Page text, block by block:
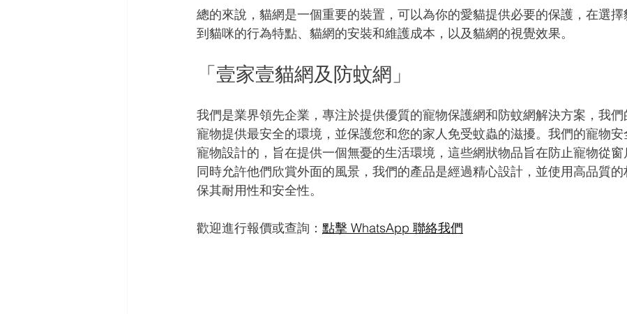
總的來說，貓網是一個重要的裝置，可以為你的愛貓提供必要的保護，在選
到貓咪的行為特點、貓網的安裝和維護成本，以及貓網的視覺效果。
「壹家壹貓網及防蚊網」
我們是業界領先企業，專注於提供優質的寵物保護網和防蚊網解決方案，我
寵物提供最安全的環境，並保護您和您的家人免受蚊蟲的滋擾。我們的寵物
寵物設計的，旨在提供一個無憂的生活環境，這些網狀物品旨在防止寵物從窗
同時允許他們欣賞外面的風景，我們的產品是經過精心設計，並使用高品質
保其耐用性和安全性。
歡迎進行報價或查詢： 點擊 WhatsApp 聯絡我們